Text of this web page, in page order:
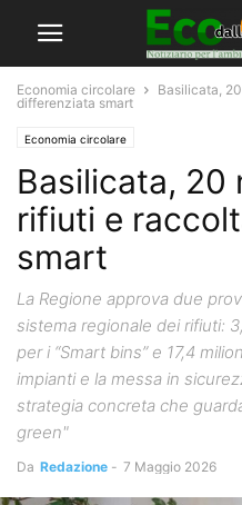
Economia circolare
Basilicata,
differenziata smart
Economia circolare
Basilicata, 20
rifiuti e
smart
La Regione approva due
sistema regionale dei rifiuti:
per i “Smart bins” e 17,4
impianti e la messa in
strategia concreta che
green"
Da Redazione - 7 Maggio 2026